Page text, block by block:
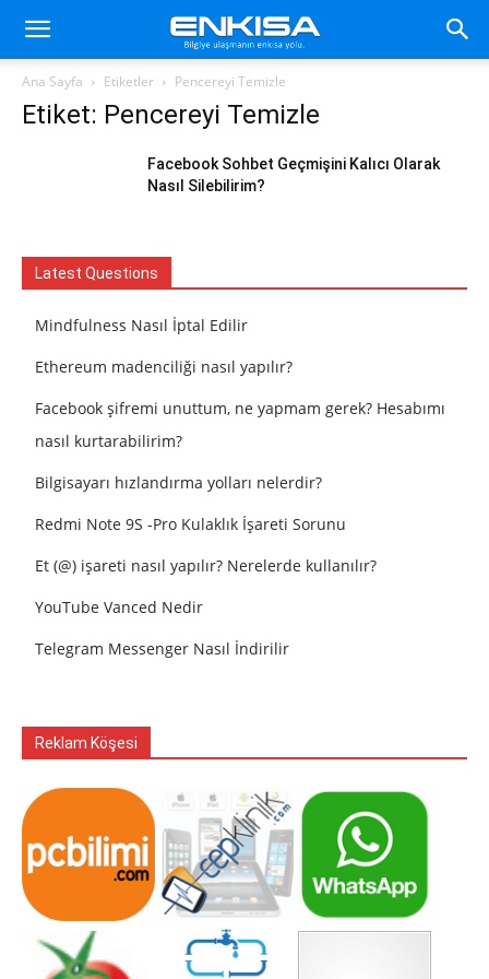
Ana Sayfa Etiketler Pencereyi Temizle
Etiket: Pencereyi Temizle
Facebook Sohbet Geçmişini Kalıcı Olarak
Nasıl Silebilirim?
Latest Questions
Mindfulness Nasıl İptal Edilir
Ethereum madenciliği nasıl yapılır?
Facebook şifremi unuttum, ne yapmam gerek? Hesabımı
nasıl kurtarabilirim?
Bilgisayarı hızlandırma yolları nelerdir?
Redmi Note 9S -Pro Kulaklık İşareti Sorunu
Et (@) işareti nasıl yapılır? Nerelerde kullanılır?
YouTube Vanced Nedir
Telegram Messenger Nasıl İndirilir
Reklam Köşesi